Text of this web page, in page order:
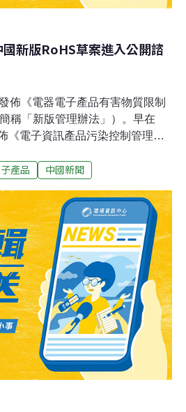
新版RoHS草案進入公開諮
佈《電器電子產品有害物質限制
稱「新版管理辦法」）。早在
《電子資訊產品污染控制管理辦
法在內容實質上與歐盟RoHS指
其化合物；鎘及其化合物；六價
）；多溴二苯醚（PBDE）；
物質），因此被稱為「中國
理辦法屬於自願性認證，僅少數
率偏低。新版管理辦法正式發佈
《電子資訊產品污染控制管理辦
比，新版管理辦法在產品範圍、
的變革：擴充產品範圍，調和歐
子資訊產品」擴大到「電器電子
盟R
產品 中國新聞